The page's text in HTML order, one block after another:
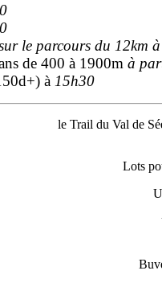
le parcours du 12km
de 400 à 1900m à
à 15h30
le Trail du Val de
Lots